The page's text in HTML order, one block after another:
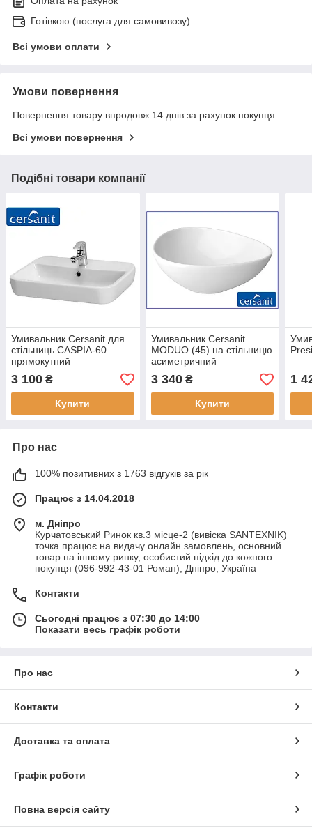
Готівкою (послуга для самовивозу)
Всі умови оплати
Умови повернення
Повернення товару впродовж 14 днів за рахунок покупця
Всі умови повернення
Подібні товари компанії
Умивальник Cersanit для
стільниць CASPIA-60
прямокутний
3 100 ₴
Купити
Умивальник Cersanit
MODUO (45) на стільницю
асиметричний
3 340₴
Купити
1
Про нас
100% позитивних з 1763 відгуків за рік
Працює з 14.04.2018
м. Дніпро
Курчатовський Ринок кв.3 місце-2 (вивіска SANTEXNIK)
точка працює на видачу онлайн замовлень, основний
товар на іншому ринку, особистий підхід до кожного
покупця (096-992-43-01 Роман), Дніпро, Україна
Контакти
Сьогодні працює з 07:30 до 14:00
Показати весь графік роботи
Про нас
Контакти
Доставка та оплата
Графік роботи
Повна версія сайту